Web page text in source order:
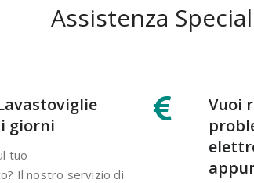
Assistenza
giorni
tuo
Il nostro servizio di
Vuoi